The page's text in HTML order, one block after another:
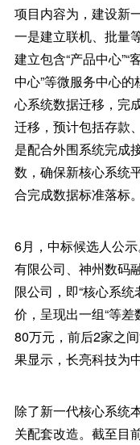
项目内容为，建设新
一是建立联机、批量
建立包含“产品中心”“
中心”等微服务中心
心系统数据迁移，完
迁移，预计包括存款
是配合外围系统完成
数，确保新核心系统
合完成数据标准落标。
6月，中标候选人公
有限公司、神州数码
限公司，即“核心系
价，呈现出一组“等
80万元，前后2家之
果显示，长亮科技为
除了新一代核心系统
关配套改造。截至目